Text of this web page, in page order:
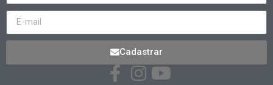
Cadastrar